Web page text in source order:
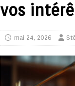
vos
mai 24, 2026